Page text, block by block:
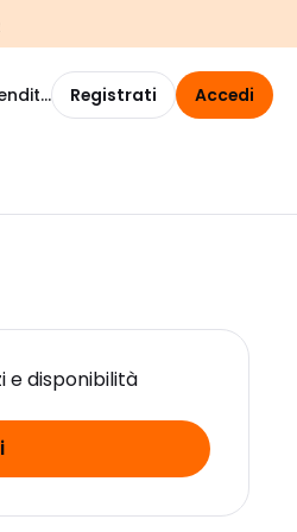
Registrati Accedi
e disponibilità